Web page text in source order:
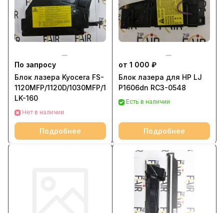
По запросу
Блок лазера Kyocera FS-
1120MFP/1120D/1030MFP/1130MFP
LK-160
Нет в наличии
Подробнее
от 1 000 ₽
Блок лазера для HP LJ
P1606dn RC3-0548
Есть в наличии
Подробнее